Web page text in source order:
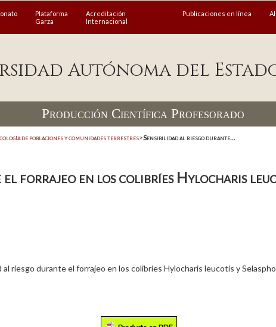
Plataforma
Garza
Acreditación
Internacional
Publicaciones en línea
Autónoma del
Producción Científica Profesorado
de poblaciones y comunidades terrestres>Sensibilidad al riesgo durante...
forrajeo en los colibríes Hylocharis
al riesgo durante el forrajeo en los colibríes Hylocharis leucotis y